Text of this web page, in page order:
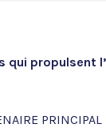
qui propulsent
PRINCIPAL